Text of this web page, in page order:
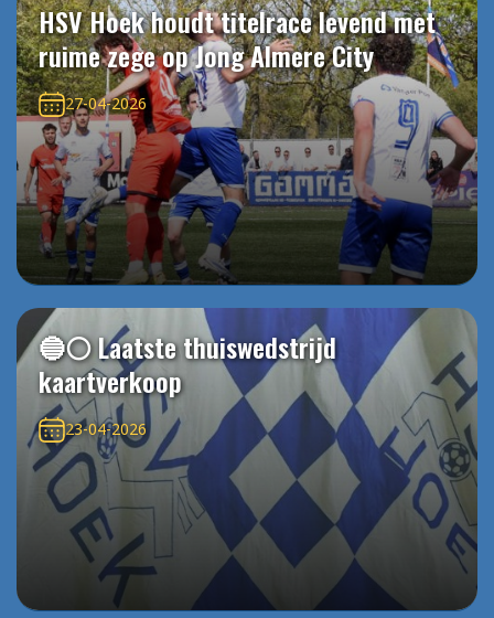
HSV Hoek houdt titelrace levend met
ruime zege op Jong Almere City
27-04-2026
🔵⚪️ Laatste thuiswedstrijd
kaartverkoop
23-04-2026